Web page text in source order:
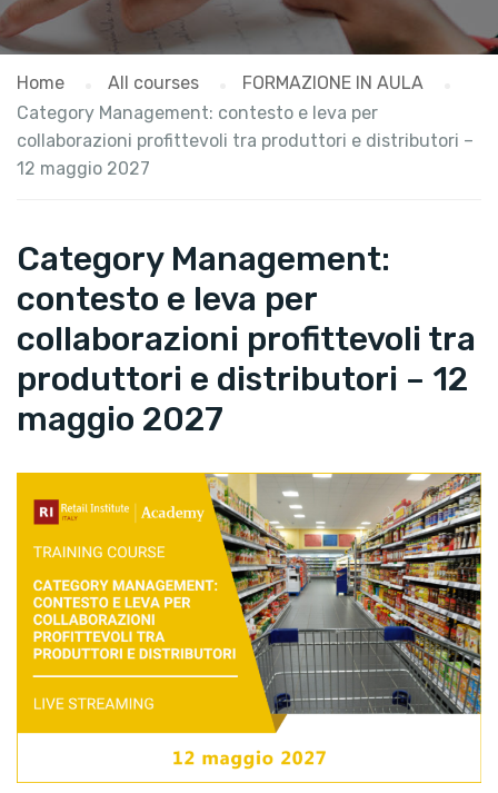
Home All courses
FORMAZIONE IN AULA
Category Management: contesto e leva per
collaborazioni profittevoli tra produttori e distributori –
12 maggio 2027
Category Management:
contesto e leva per
collaborazioni profittevoli tra
produttori e distributori – 12
maggio 2027